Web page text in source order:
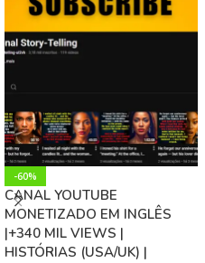
-60%
CANAL YOUTUBE
MONETIZADO EM INGLÊS
|+340 MIL VIEWS |
HISTÓRIAS (USA/UK) |